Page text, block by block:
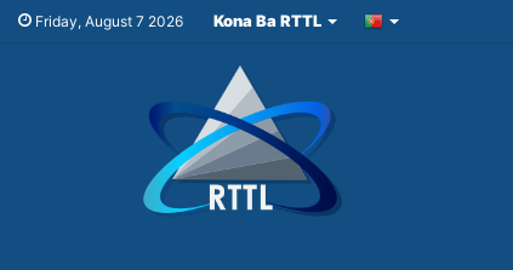
Friday, August 7 2026 Kona Ba RTTL